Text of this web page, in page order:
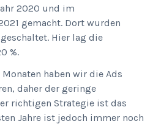
2020 und im
gemacht. Dort wurden
Hier lag die
%.
Monaten haben wir die Ads
daher der geringe
richtigen Strategie ist das
Jahre ist jedoch immer noch